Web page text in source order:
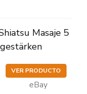
Masaje 5
VER PRODUCTO
eBay